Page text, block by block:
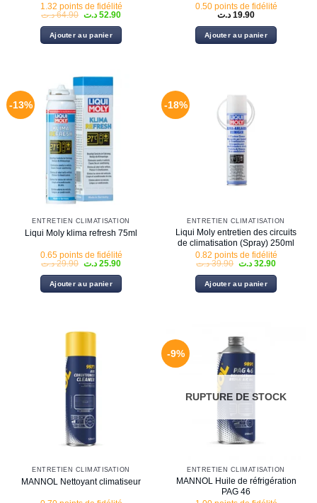
1.32 points de fidélité
64.90 د.ت
Le
initial
était :
52.90 د.ت
Le
actuel
est :
Ajouter au panier
0.50 points de fidélité
19.90 د.ت
Ajouter au panier
-13%
ENTRETIEN CLIMATISATION
Liqui Moly klima refresh 75ml
0.65 points de fidélité
29.90 د.ت
Le
initial
était :
25.90 د.ت
Le
actuel
est :
Ajouter au panier
-18%
ENTRETIEN CLIMATISATION
Liqui Moly entretien des circuits
de climatisation (Spray) 250ml
0.82 points de fidélité
39.90 د.ت
Le
initial
était :
32.90 د.ت
Le
actuel
est :
Ajouter au panier
ENTRETIEN CLIMATISATION
MANNOL Nettoyant climatiseur
-9%
RUPTURE DE STOCK
ENTRETIEN CLIMATISATION
MANNOL Huile de réfrigération
PAG 46